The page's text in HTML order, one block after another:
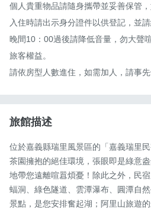
個人貴重物品請隨身攜帶並妥善保管，
入住時請出示身分證件以供登記，並請
晚間10：00過後請降低音量，勿大聲
旅客權益。
請依房型人數進住，如需加人，請事先
旅館描述
位於嘉義縣瑞里風景區的「嘉義瑞里
茶園擁抱的絕佳環境，張眼即是綠意
地帶您遠離喧囂煩憂！除此之外，民
蝠洞、綠色隧道、雲潭瀑布、圓潭自
景點，是您安排奮起湖；阿里山旅遊的